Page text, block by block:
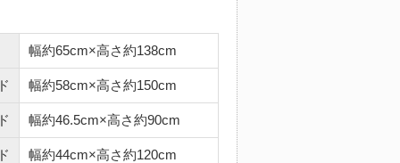
幅約65cm×高さ約138cm
幅約58cm×高さ約150cm
幅約46.5cm×高さ約90cm
幅約44cm×高さ約120cm